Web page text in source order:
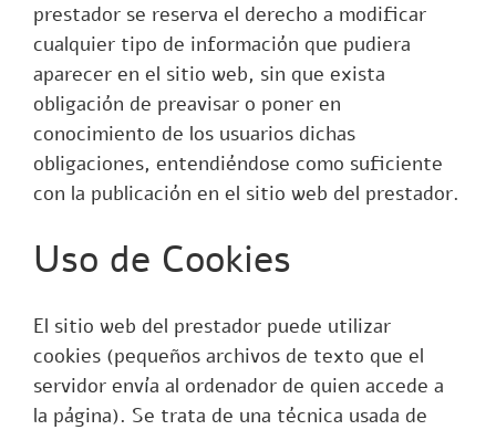
prestador se reserva el derecho a modificar
cualquier tipo de información que pudiera
aparecer en el sitio web, sin que exista
obligación de preavisar o poner en
conocimiento de los usuarios dichas
obligaciones, entendiéndose como suficiente
con la publicación en el sitio web del prestador.
Uso de Cookies
El sitio web del prestador puede utilizar
cookies (pequeños archivos de texto que el
servidor envía al ordenador de quien accede a
la página). Se trata de una técnica usada de